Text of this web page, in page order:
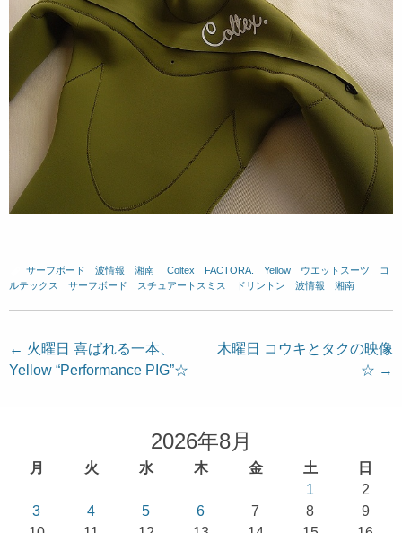
サーフボード 波情報 湘南 Coltex FACTORA. Yellow ウエットスーツ
コ
ルテックス
サーフボード スチュアートスミス ドリントン 波情報 湘南
投
稿
← 火曜日 喜ばれる一本、
Yellow “Performance PIG”☆
木曜日 コウキとタクの映像
☆ →
2026年8月
月 火 水 木 金 土
日
1
2
3
4 5 6 7 8
9